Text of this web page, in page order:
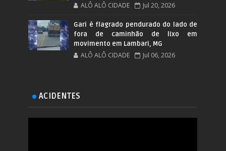
ALÔ ALÔ CIDADE Jul 20, 2026
Gari é flagrado pendurado do lado de
fora de caminhão de lixo em
movimento em Lambari, MG
ALÔ ALÔ CIDADE Jul 06, 2026
ACIDENTES